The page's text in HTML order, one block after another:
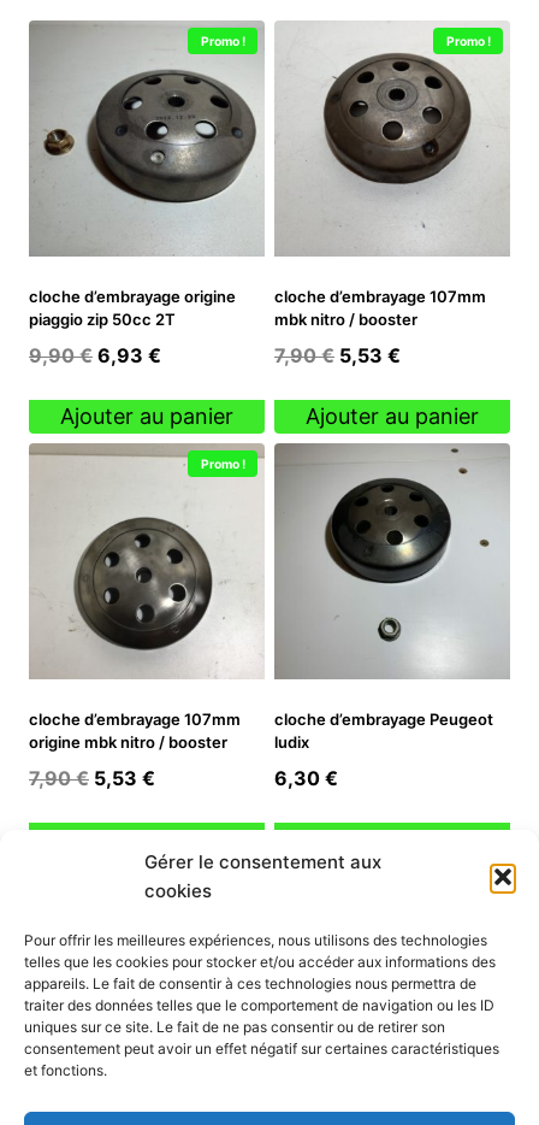
Gérer le consentement aux
cookies
Pour offrir les meilleures expériences, nous utilisons des technologies
telles que les cookies pour stocker et/ou accéder aux informations des
appareils. Le fait de consentir à ces technologies nous permettra de
traiter des données telles que le comportement de navigation ou les ID
uniques sur ce site. Le fait de ne pas consentir ou de retirer son
consentement peut avoir un effet négatif sur certaines caractéristiques
et fonctions.
Promo !
cloche d’embrayage origine
piaggio zip 50cc 2T
9,90€ Le
initial
était :
6,93 €
actuel
est :
6,93 €.
Ajouter au panier
Promo !
cloche d’embrayage 107mm
mbk nitro / booster
7,90€ Le
initial
était :
7,90 €.
5,53 €
actuel
est :
5,53 €.
Ajouter au panier
Promo !
cloche d’embrayage 107mm
origine mbk nitro / booster
7,90€ Le
initial
était :
7,90 €.
5,53 €
actuel
est :
5,53 €.
cloche d’embrayage Peugeot
ludix
6,30 €
INFORMATION
Mon compte
Nous contacter
Mode paiement
Nos services
Politique de confidentialité